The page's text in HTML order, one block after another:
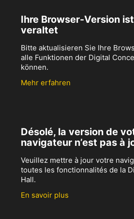
Ihre Browser-Version
veraltet
Bitte aktualisieren Sie Ihre
alle Funktionen der Digital
können.
Mehr erfahren
Désolé, la version de
navigateur n’est pas à
Veuillez mettre à jour votre
toutes les fonctionnalités de la
Hall.
En savoir plus